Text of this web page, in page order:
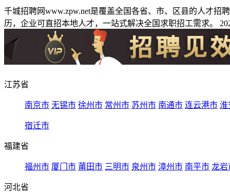
千城招聘网www.zpw.net是覆盖全国各省、市、区县的人才
历，企业可直招本地人才，一站式解决全国求职招工需求。
江苏省
南京市 无锡市 徐州市 常州市 苏州市 南通市 连云港市 淮
宿迁市
福建省
福州市 厦门市 莆田市 三明市 泉州市 漳州市 南平市 龙岩
河北省